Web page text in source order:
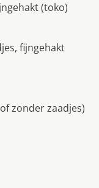
(toko)
fijngehakt
zonder zaadjes)